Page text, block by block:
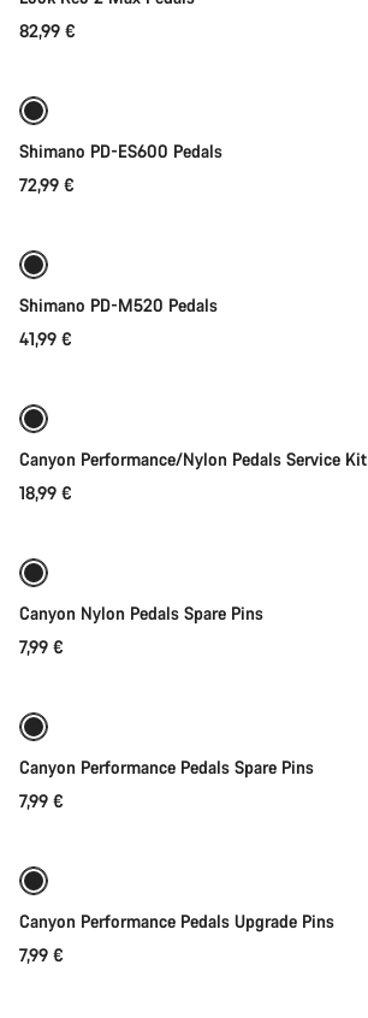
82,99 €
Shimano PD-ES600 Pedals
72,99 €
Shimano PD-M520 Pedals
41,99 €
Canyon Performance/Nylon Pedals Service Kit
18,99 €
Canyon Nylon Pedals Spare Pins
7,99 €
Canyon Performance Pedals Spare Pins
7,99 €
Canyon Performance Pedals Upgrade Pins
7,99 €
Precisas de ajuda?
Iniciar Chat